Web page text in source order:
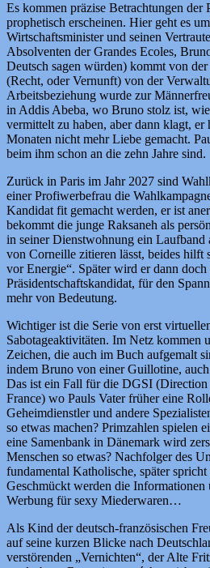
Es kommen präzise Betrachtungen der
prophetisch erscheinen. Hier geht es
Wirtschaftsminister und seinen
Absolventen der Grandes Ecoles,
Deutsch sagen würden) kommt von
(Recht, oder Vernunft) von der
Arbeitsbeziehung wurde zur
in Addis Abeba, wo Bruno stolz ist,
vermittelt zu haben, aber dann klagt, er
Monaten nicht mehr Liebe gemacht.
beim ihm schon an die zehn Jahre sind.
Zurück in Paris im Jahr 2027 sind
einer Profiwerbefrau die
Kandidat fit gemacht werden, er ist
bekommt die junge Raksaneh als
in seiner Dienstwohnung ein Laufband
von Corneille zitieren lässt, beides hilft
vor Energie“. Später wird er dann
Präsidentschaftskandidat, für den
mehr von Bedeutung.
Wichtiger ist die Serie von erst
Sabotageaktivitäten. Im Netz kommen
Zeichen, die auch im Buch aufgemalt
indem Bruno von einer Guillotine,
Das ist ein Fall für die DGSI (Direction
France) wo Pauls Vater früher eine
Geheimdienstler und andere
so etwas machen? Primzahlen spielen
eine Samenbank in Dänemark wird
Menschen so etwas? Nachfolger des
fundamental Katholische, später spricht
Geschmückt werden die Informationen
Werbung für sexy Miederwaren…
Als Kind der deutsch-französischen
auf seine kurzen Blicke nach
verstörenden „Vernichten“, der Alte